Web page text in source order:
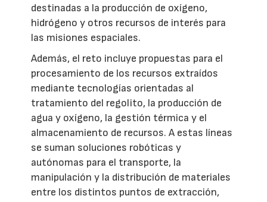
destinadas a la producción de oxígeno,
hidrógeno y otros recursos de interés para
las misiones espaciales.
Además, el reto incluye propuestas para el
procesamiento de los recursos extraídos
mediante tecnologías orientadas al
tratamiento del regolito, la producción de
agua y oxígeno, la gestión térmica y el
almacenamiento de recursos. A estas líneas
se suman soluciones robóticas y
autónomas para el transporte, la
manipulación y la distribución de materiales
entre los distintos puntos de extracción,